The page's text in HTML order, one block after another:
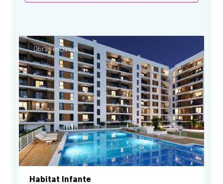
Obras iniciadas
Habitat Infante